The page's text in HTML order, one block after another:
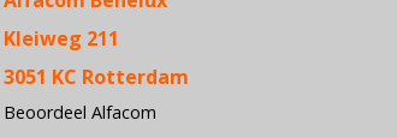
Kleiweg 211
3051 KC Rotterdam
Beoordeel Alfacom